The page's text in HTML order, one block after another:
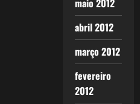
maio 2012
abril 2012
março 2012
fevereiro
2012